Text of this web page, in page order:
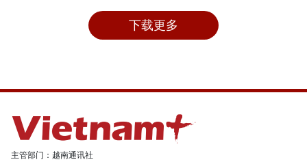
下载更多
主管部门：越南通讯社